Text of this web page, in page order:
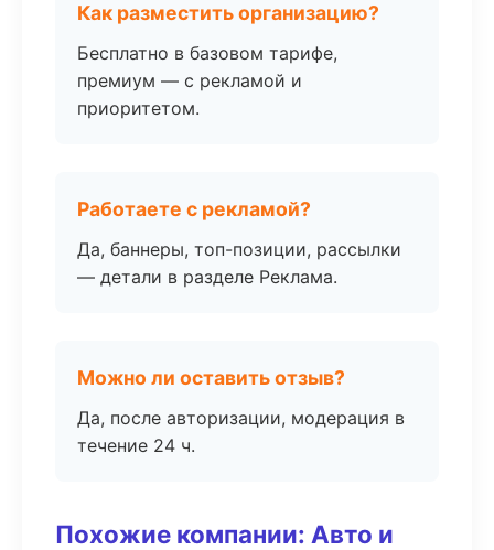
Как разместить организацию?
Бесплатно в базовом тарифе,
премиум — с рекламой и
приоритетом.
Работаете с рекламой?
Да, баннеры, топ-позиции, рассылки
— детали в разделе Реклама.
Можно ли оставить отзыв?
Да, после авторизации, модерация в
течение 24 ч.
Похожие компании: Авто и